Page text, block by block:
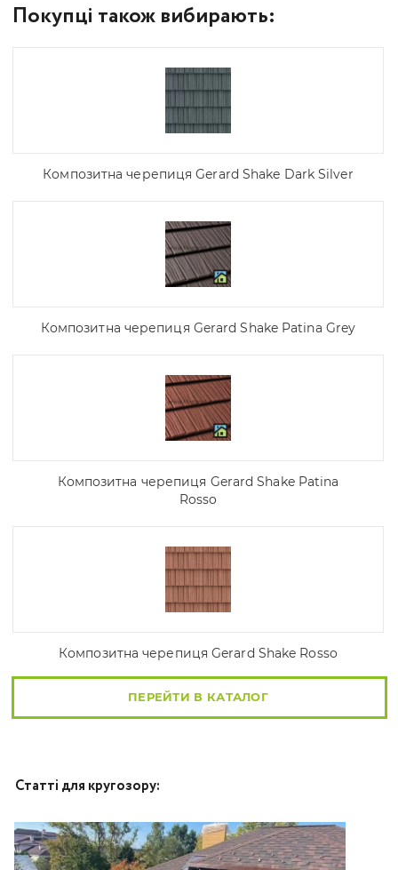
Покупці також вибирають:
Композитна черепиця Gerard Shake Dark Silver
Композитна черепиця Gerard Shake Patina Grey
Композитна черепиця Gerard Shake Patina
Rosso
Композитна черепиця Gerard Shake Rosso
ПЕРЕЙТИ В КАТАЛОГ
Статті для кругозору: